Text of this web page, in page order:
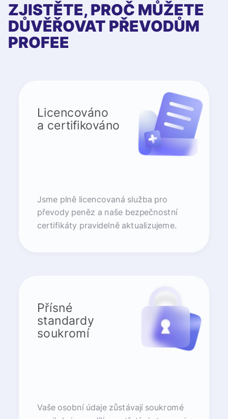
ZJISTĚTE, PROČ MŮŽETE
DŮVĚŘOVAT PŘEVODŮM
PROFEE
Licencováno
a certifikováno
Jsme plně licencovaná služba pro
převody peněz a naše bezpečnostní
certifikáty pravidelně aktualizujeme.
Přísné
standardy
soukromí
Vaše osobní údaje zůstávají soukromé